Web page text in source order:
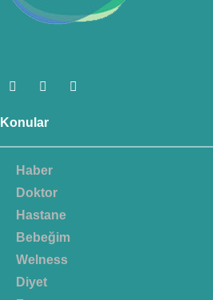
Konular
Haber
Doktor
Hastane
Bebeğim
Welness
Diyet